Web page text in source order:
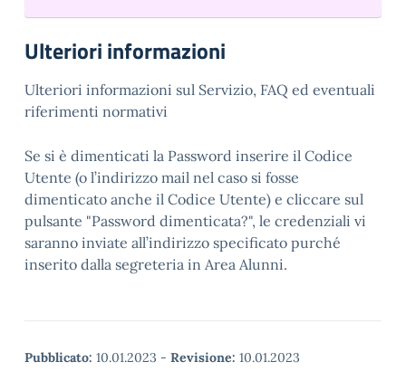
Ulteriori informazioni
Ulteriori informazioni sul Servizio, FAQ ed eventuali
riferimenti normativi
Se si è dimenticati la Password inserire il Codice
Utente (o l’indirizzo mail nel caso si fosse
dimenticato anche il Codice Utente) e cliccare sul
pulsante "Password dimenticata?", le credenziali vi
saranno inviate all’indirizzo specificato purché
inserito dalla segreteria in Area Alunni.
Pubblicato: 10.01.2023 - Revisione: 10.01.2023